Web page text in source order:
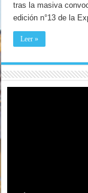
tras la masiva
edición n°13 de la
Leer »